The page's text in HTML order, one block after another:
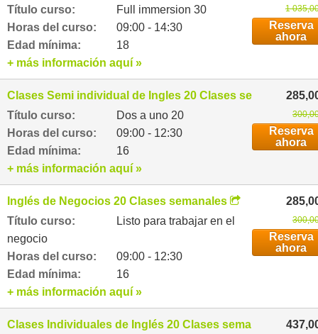
Título curso:
Full immersion 30
Horas del curso:
09:00 - 14:30
Edad mínima:
18
1
Reserva
ahora
+ más información aquí »
Clases Semi individual de Ingles 20 Clases semanales
Título curso:
Dos a uno 20
Horas del curso:
09:00 - 12:30
Edad mínima:
16
Reserva
ahora
+ más información aquí »
Inglés de Negocios 20 Clases semanales
Título curso:
Listo para trabajar en el
negocio
Horas del curso:
09:00 - 12:30
Edad mínima:
16
Reserva
ahora
+ más información aquí »
Clases Individuales de Inglés 20 Clases semanales